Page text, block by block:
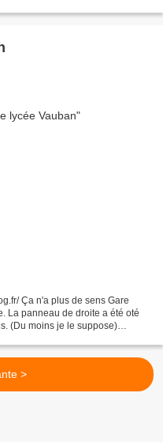
Ça n'a plus de sens Gare
La panneau de droite a été oté
(Du moins je le suppose)
>